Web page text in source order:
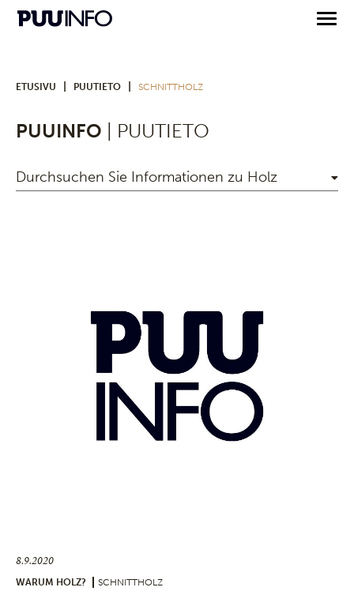
ETUSIVU PUUTIETO SCHNITTHOLZ
PUUINFO | PUUTIETO
Durchsuchen Sie Informationen zu Holz
8.9.2020
WARUM HOLZ? SCHNITTHOLZ